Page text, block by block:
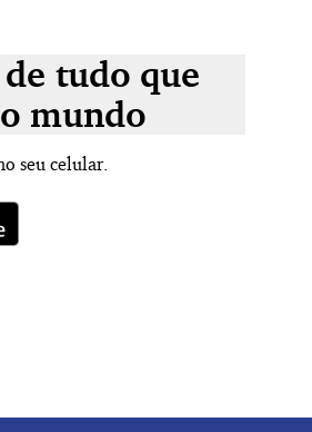
tudo que
mundo
seu celular.